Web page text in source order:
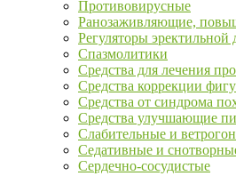
Противовирусные
Ранозаживляющие,
Регуляторы
Спазмолитики
Средства для лечения
Средства коррекции
Средства от синдрома
Средства улучшающие
Слабительные и
Седативные и
Сердечно-сосудистые